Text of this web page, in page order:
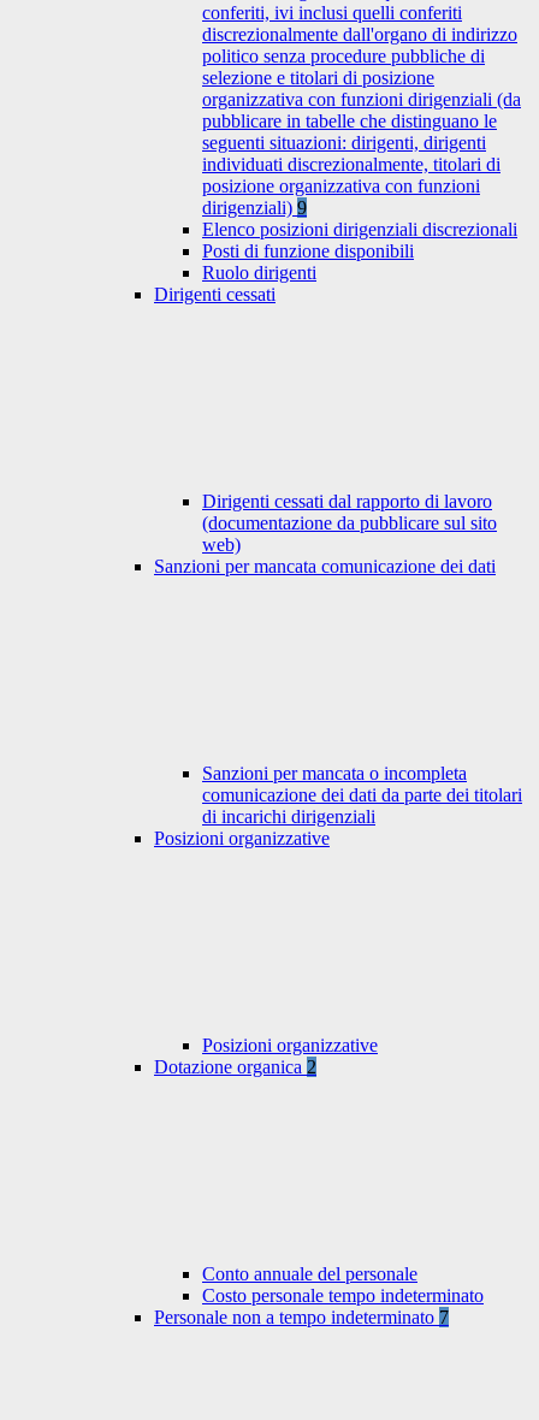
conferiti, ivi inclusi quelli conferiti
discrezionalmente dall'organo di indirizzo
politico senza procedure pubbliche di
selezione e titolari di posizione
organizzativa con funzioni dirigenziali (da
pubblicare in tabelle che distinguano le
seguenti situazioni: dirigenti, dirigenti
individuati discrezionalmente, titolari di
posizione organizzativa con funzioni
dirigenziali) 9
Elenco posizioni dirigenziali discrezionali
Posti di funzione disponibili
Ruolo dirigenti
Dirigenti cessati
Dirigenti cessati dal rapporto di lavoro
(documentazione da pubblicare sul sito
web)
Sanzioni per mancata comunicazione dei dati
Sanzioni per mancata o incompleta
comunicazione dei dati da parte dei titolari
di incarichi dirigenziali
Posizioni organizzative
Posizioni organizzative
Dotazione organica 2
Conto annuale del personale
Costo personale tempo indeterminato
Personale non a tempo indeterminato 7